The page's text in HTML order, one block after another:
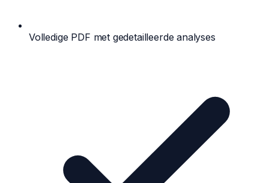
Volledige PDF met gedetailleerde analyses